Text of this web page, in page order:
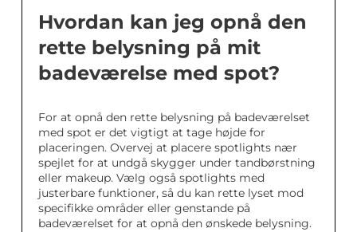
Hvordan kan jeg opnå den
rette belysning på mit
badeværelse med spot?
For at opnå den rette belysning på badeværelset
med spot er det vigtigt at tage højde for
placeringen. Overvej at placere spotlights nær
spejlet for at undgå skygger under tandbørstning
eller makeup. Vælg også spotlights med
justerbare funktioner, så du kan rette lyset mod
specifikke områder eller genstande på
badeværelset for at opnå den ønskede belysning.